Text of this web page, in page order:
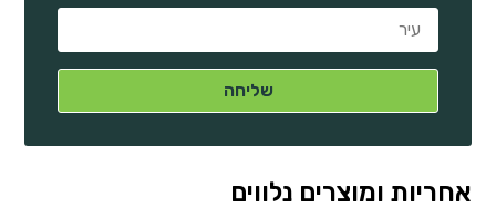
אחריות ומוצרים נלווים